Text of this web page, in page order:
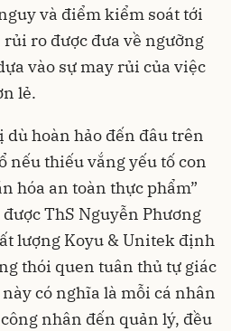
và điểm kiểm soát tới
rủi ro được đưa về ngưỡng
vào sự may rủi của việc
lẻ.
hoàn hảo đến đâu trên
nếu thiếu vắng yếu tố con
hóa an toàn thực phẩm”
ThS Nguyễn Phương
lượng Koyu & Unitek định
thói quen tuân thủ tự giác
có nghĩa là mỗi cá nhân
nhân đến quản lý, đều